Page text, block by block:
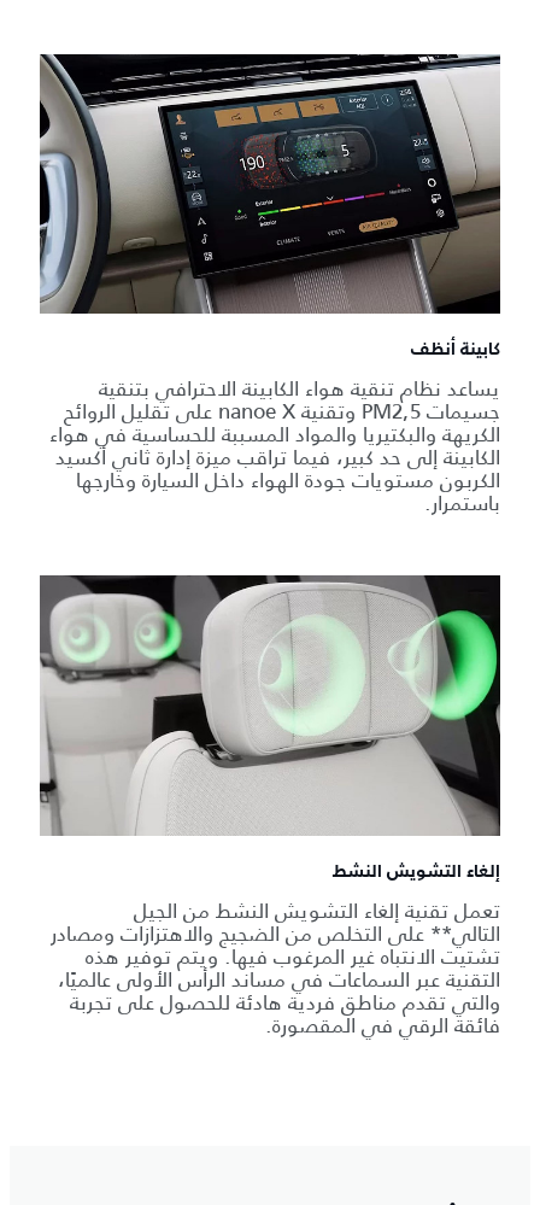
كابينة أنظف
يساعد نظام تنقية هواء الكابينة الاحترافي بتنقية
جسيمات PM2,5 وتقنية nanoe X على تقليل الروائح
الكريهة والبكتيريا والمواد المسببة للحساسية في هواء
الكابينة إلى حد كبير، فيما تراقب ميزة إدارة ثاني أكسيد
الكربون مستويات جودة الهواء داخل السيارة وخارجها
باستمرار.
إلغاء التشويش النشط
تعمل تقنية إلغاء التشويش النشط من الجيل
التالي** على التخلص من الضجيج والاهتزازات ومصادر
تشتيت الانتباه غير المرغوب فيها. ويتم توفير هذه
التقنية عبر السماعات في مساند الرأس الأولى عالميًا،
والتي تقدم مناطق فردية هادئة للحصول على تجربة
فائقة الرقي في المقصورة.